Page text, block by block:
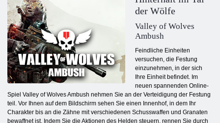
der Wölfe
Valley of Wolves
Ambush
Feindliche Einheiten
versuchen, die Festung
einzunehmen, in der sich
Ihre Einheit befindet. Im
neuen spannenden Online-
Spiel Valley of Wolves Ambush nehmen Sie an der Verteidigung der Festung
teil. Vor Ihnen auf dem Bildschirm sehen Sie einen Innenhof, in dem Ihr
Charakter bis an die Zähne mit verschiedenen Schusswaffen und Granaten
bewaffnet ist. Indem Sie die Aktionen des Helden steuern, rennen Sie durch